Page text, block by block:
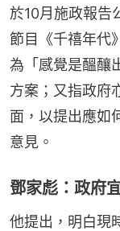
於10月施政報告
節目《千禧年代
為「感覺是醞釀
方案；又指政府
面，以提出應如
意見。
鄧家彪：政府
他提出，明白現